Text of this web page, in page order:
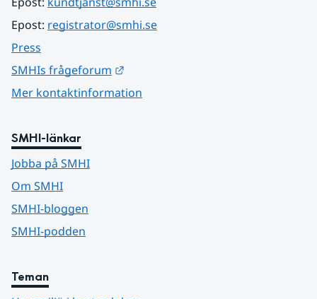
Epost: registrator@smhi.se
Press
SMHIs frågeforum
Mer kontaktinformation
SMHI-länkar
Jobba på SMHI
Om SMHI
SMHI-bloggen
SMHI-podden
Teman